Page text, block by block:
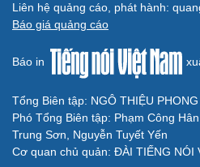
Liên hệ quảng cáo, phát hành:
Báo giá quảng cáo
Báo in
Tổng Biên tập: NGÔ THIỆU PHONG
Phó Tổng Biên tập: Phạm Công
Trung Sơn, Nguyễn Tuyết Yến
Cơ quan chủ quản: ĐÀI TIẾNG NÓI